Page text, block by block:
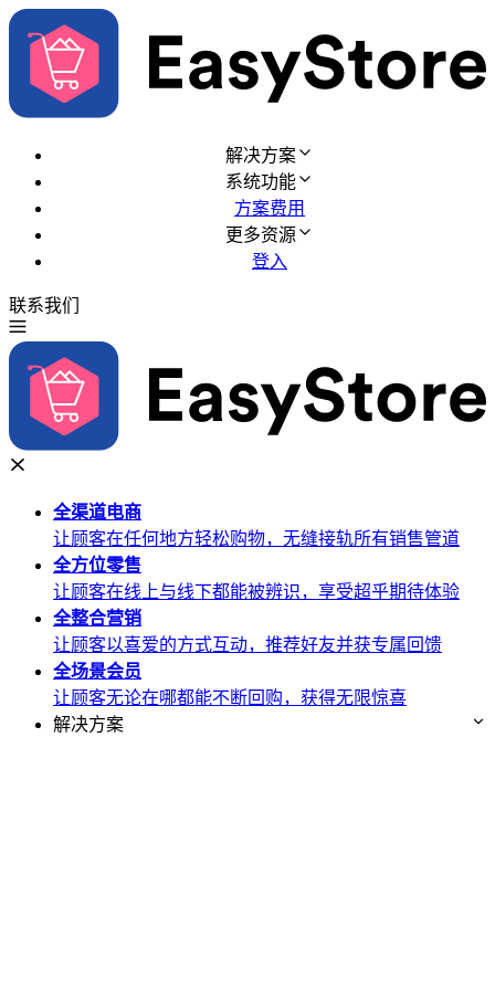
解决方案
系统功能
方案费用
更多资源
登入
联系我们
全渠道电商
让顾客在任何地方轻松购物，无缝接轨所有销售管道
全方位零售
让顾客在线上与线下都能被辨识，享受超乎期待体验
全整合营销
让顾客以喜爱的方式互动，推荐好友并获专属回馈
全场景会员
让顾客无论在哪都能不断回购，获得无限惊喜
解决方案